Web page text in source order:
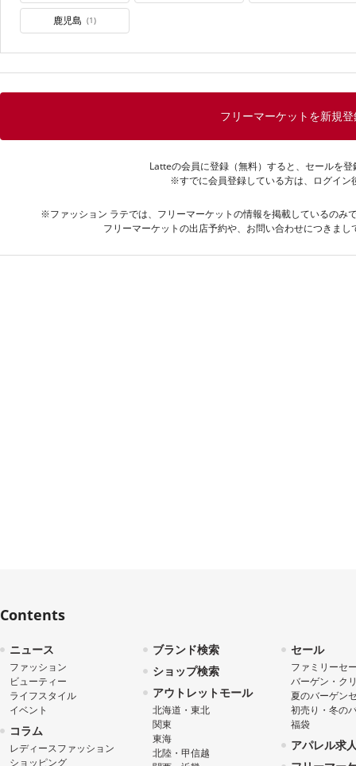
鹿児島 (1)
フリーマーケットを新規
Latteの会員に登録（無料）すると、セールを
※すでに会員登録している方は、ログイン
※ファッション ラテでは、フリーマーケットの情報を掲載しているのみ
フリーマーケットの出店予約や、お問い合わせにつきま
Contents
ニュース
ファッション
ビューティー
ライフスタイル
イベント
コラム
レディースファッション
ショッピング
ブランド検索
ショップ検索
アウトレットモール
北海道・東北
関東
東海
北陸・甲信越
セール
ファミリーセ
バーゲン・ク
夏のバーゲン
初売り・冬の
福袋
アパレル求